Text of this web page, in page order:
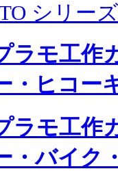
シリーズ
ラモ工作
・ヒコー
ラモ工作
・バイク